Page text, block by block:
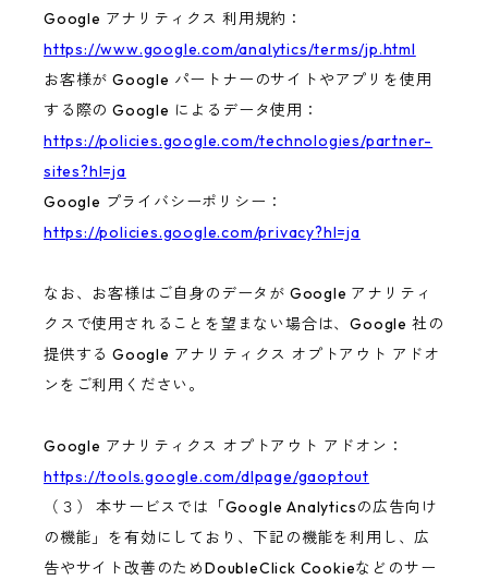
Google アナリティクス 利用規約：
https://www.google.com/analytics/terms/jp.html
お客様が Google パートナーのサイトやアプリを使用
する際の Google によるデータ使用：
https://policies.google.com/technologies/partner-
sites?hl=ja
Google プライバシーポリシー：
https://policies.google.com/privacy?hl=ja
なお、お客様はご自身のデータが Google アナリティ
クスで使用されることを望まない場合は、Google 社の
提供する Google アナリティクス オプトアウト アドオ
ンをご利用ください。
Google アナリティクス オプトアウト アドオン：
https://tools.google.com/dlpage/gaoptout
（３） 本サービスでは「Google Analyticsの広告向け
の機能」を有効にしており、下記の機能を利用し、広
告やサイト改善のためDoubleClick Cookieなどのサー